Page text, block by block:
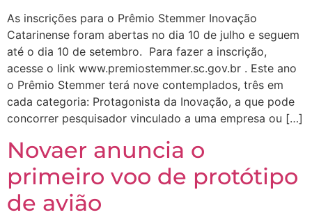
As inscrições para o Prêmio Stemmer Inovação
Catarinense foram abertas no dia 10 de julho e seguem
até o dia 10 de setembro. Para fazer a inscrição,
acesse o link www.premiostemmer.sc.gov.br . Este ano
o Prêmio Stemmer terá nove contemplados, três em
cada categoria: Protagonista da Inovação, a que pode
concorrer pesquisador vinculado a uma empresa ou […]
Novaer anuncia o
primeiro voo de protótipo
de avião